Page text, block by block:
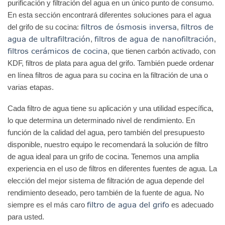
purificación y filtración del agua en un único punto de consumo.
En esta sección encontrará diferentes soluciones para el agua
del grifo de su cocina: filtros de ósmosis inversa, filtros de
agua de ultrafiltración, filtros de agua de nanofiltración,
filtros cerámicos de cocina, que tienen carbón activado, con
KDF, filtros de plata para agua del grifo. También puede ordenar
en línea filtros de agua para su cocina en la filtración de una o
varias etapas.
Cada filtro de agua tiene su aplicación y una utilidad específica,
lo que determina un determinado nivel de rendimiento. En
función de la calidad del agua, pero también del presupuesto
disponible, nuestro equipo le recomendará la solución de filtro
de agua ideal para un grifo de cocina. Tenemos una amplia
experiencia en el uso de filtros en diferentes fuentes de agua. La
elección del mejor sistema de filtración de agua depende del
rendimiento deseado, pero también de la fuente de agua. No
siempre es el más caro filtro de agua del grifo es adecuado
para usted.